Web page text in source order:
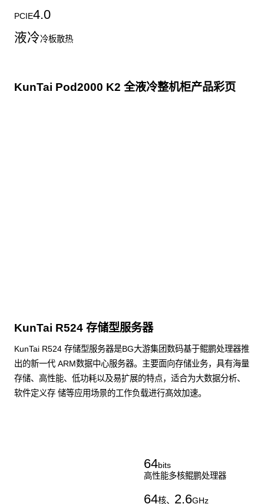
PCIE4.0
液冷冷板散热
KunTai Pod2000 K2 全液冷整机柜产品彩页
KunTai R524 存储型服务器
KunTai R524 存储型服务器是BG大游集团数码基于鲲鹏处理器推
出的新一代 ARM数据中心服务器。主要面向存储业务，具有海量
存储、高性能、低功耗以及易扩展的特点，适合为大数据分析、
软件定义存 储等应用场景的工作负载进行髙效加速。
64bits
高性能多核鲲鹏处理器
64核、 2.6GHz